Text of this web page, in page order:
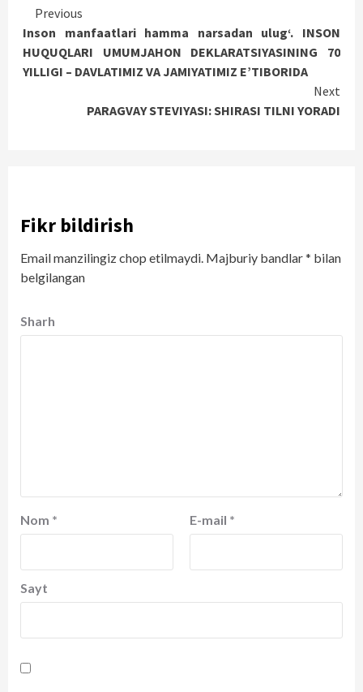
Continue
Reading
Previous
Inson manfaatlari hamma narsadan ulug‘. INSON
HUQUQLARI UMUMJAHON DEKLARATSIYASINING 70
YILLIGI – DAVLATIMIZ VA JAMIYATIMIZ E’TIBORIDA
Next
PARAGVAY STEVIYASI: SHIRASI TILNI YORADI
Fikr bildirish
Email manzilingiz chop etilmaydi. Majburiy bandlar* bilan
belgilangan
Sharh
Nom * E-mail *
Sayt